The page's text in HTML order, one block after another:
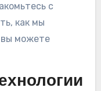
с
как мы
вы можете